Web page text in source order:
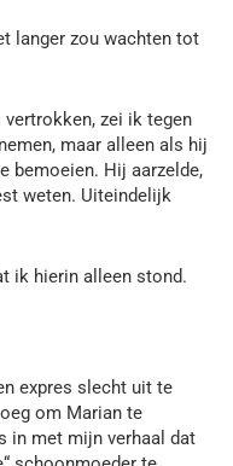
langer zou wachten tot
zei ik tegen
maar alleen als hij
bemoeien. Hij aarzelde,
weten. Uiteindelijk
ik hierin alleen stond.
expres slecht uit te
om Marian te
in met mijn verhaal dat